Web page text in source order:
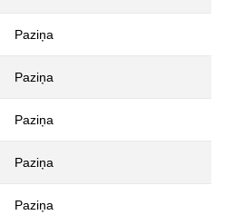
Paziņa
Paziņa
Paziņa
Paziņa
Paziņa